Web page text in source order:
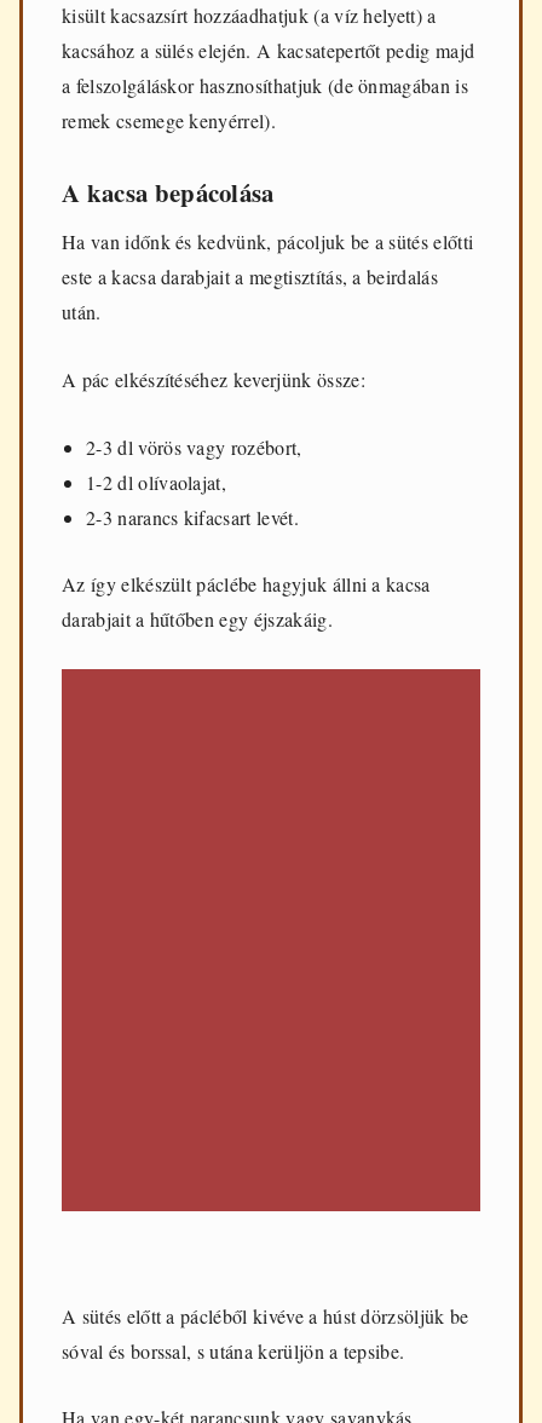
kisült kacsazsírt hozzáadhatjuk (a víz helyett) a
kacsához a sülés elején. A kacsatepertőt pedig majd
a felszolgáláskor hasznosíthatjuk (de önmagában is
remek csemege kenyérrel).
A kacsa bepácolása
Ha van időnk és kedvünk, pácoljuk be a sütés előtti
este a kacsa darabjait a megtisztítás, a beirdalás
után.
A pác elkészítéséhez keverjünk össze:
2-3 dl vörös vagy rozébort,
1-2 dl olívaolajat,
2-3 narancs kifacsart levét.
Az így elkészült páclébe hagyjuk állni a kacsa
darabjait a hűtőben egy éjszakáig.
A sütés előtt a pácléből kivéve a húst dörzsöljük be
sóval és borssal, s utána kerüljön a tepsibe.
Ha van egy-két narancsunk vagy savanykás